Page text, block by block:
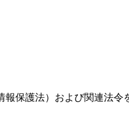
保護法）および関連法令